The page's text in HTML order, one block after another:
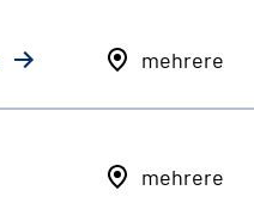
mehrere
mehrere